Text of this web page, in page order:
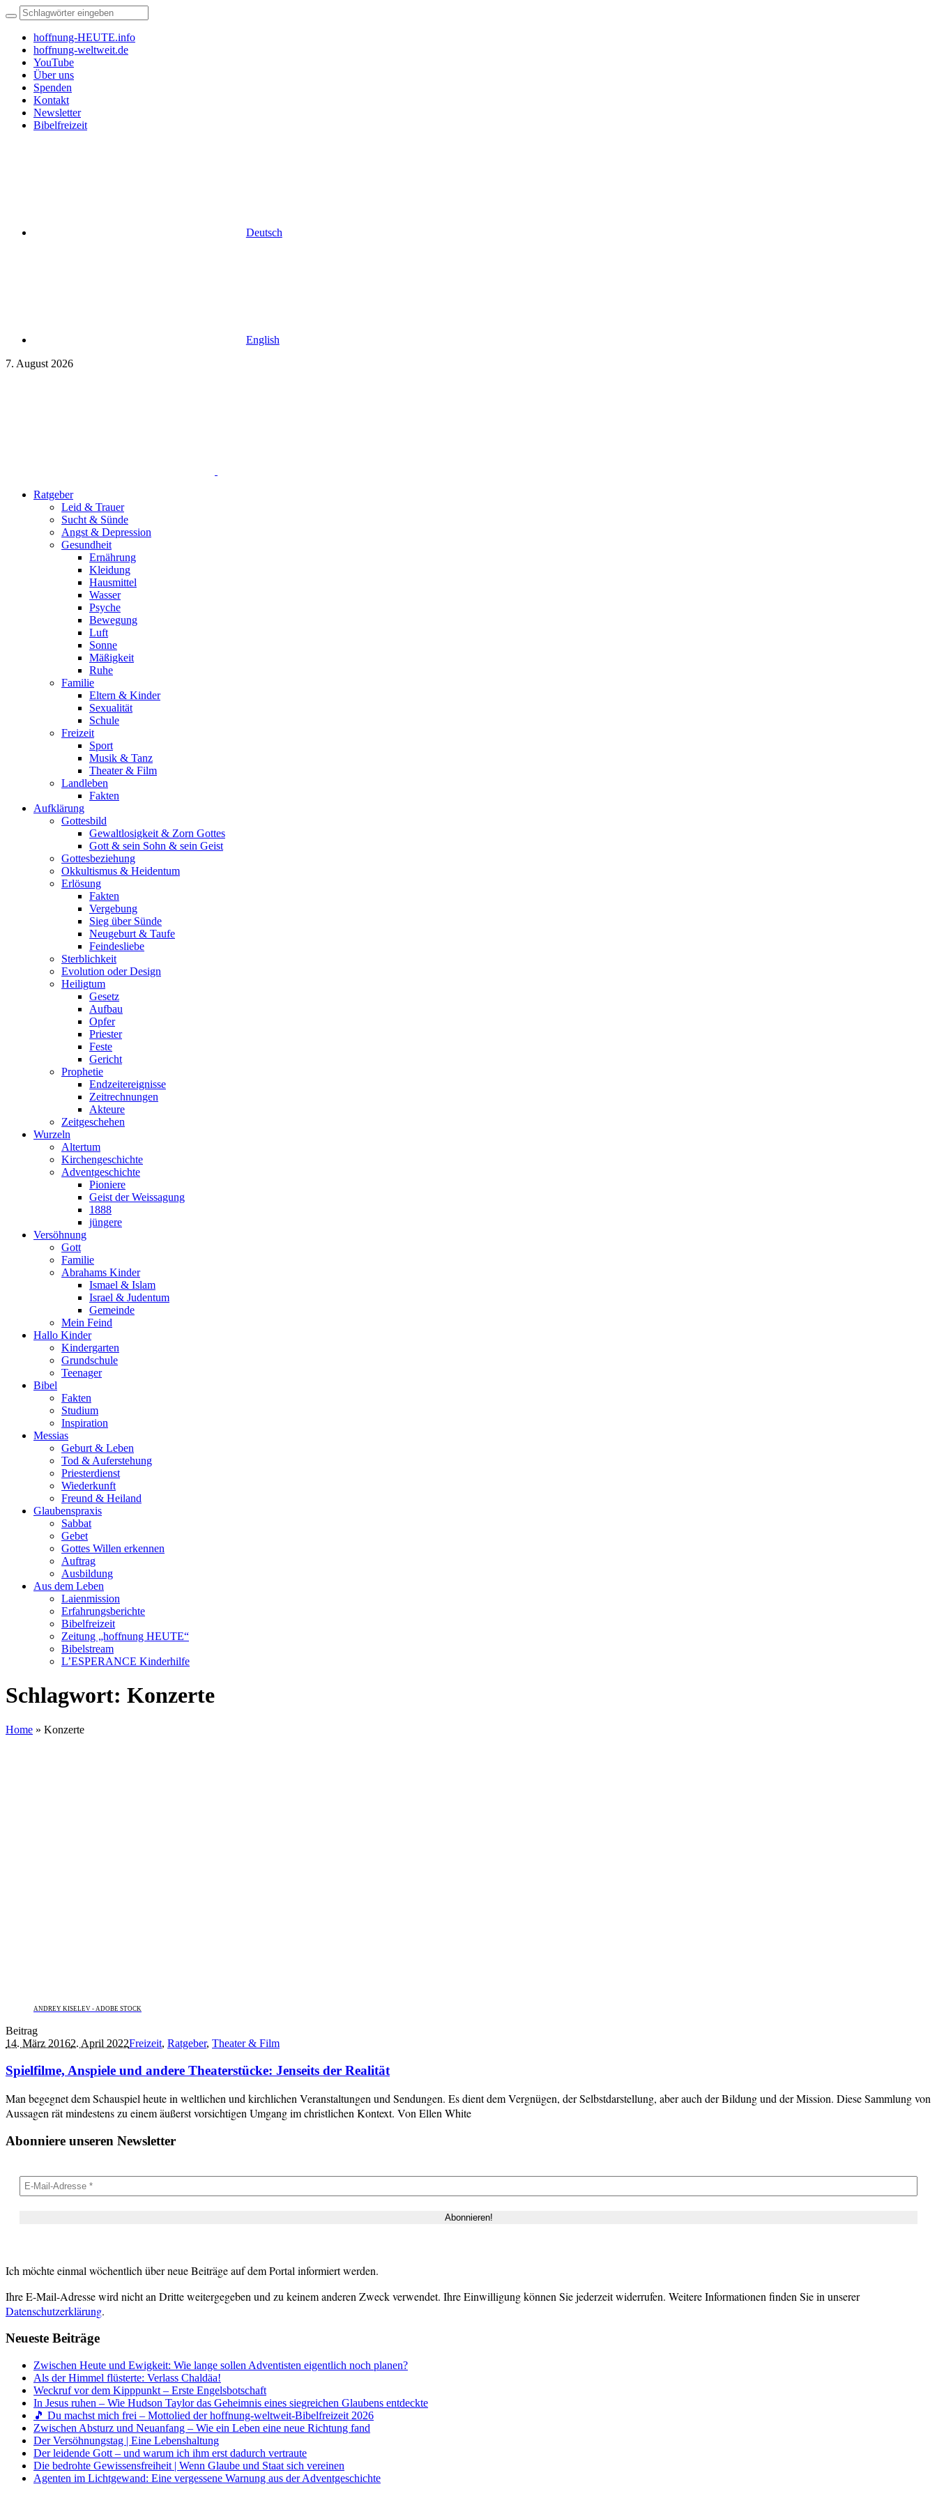
hoffnung-HEUTE.info
hoffnung-weltweit.de
YouTube
Über uns
Spenden
Kontakt
Newsletter
Bibelfreizeit
Deutsch
English
7. August 2026
Ratgeber
Leid & Trauer
Sucht & Sünde
Angst & Depression
Gesundheit
Ernährung
Kleidung
Hausmittel
Wasser
Psyche
Bewegung
Luft
Sonne
Mäßigkeit
Ruhe
Familie
Eltern & Kinder
Sexualität
Schule
Freizeit
Sport
Musik & Tanz
Theater & Film
Landleben
Fakten
Aufklärung
Gottesbild
Gewaltlosigkeit & Zorn Gottes
Gott & sein Sohn & sein Geist
Gottesbeziehung
Okkultismus & Heidentum
Erlösung
Fakten
Vergebung
Sieg über Sünde
Neugeburt & Taufe
Feindesliebe
Sterblichkeit
Evolution oder Design
Heiligtum
Gesetz
Aufbau
Opfer
Priester
Feste
Gericht
Prophetie
Endzeitereignisse
Zeitrechnungen
Akteure
Zeitgeschehen
Wurzeln
Altertum
Kirchengeschichte
Adventgeschichte
Pioniere
Geist der Weissagung
1888
jüngere
Versöhnung
Gott
Familie
Abrahams Kinder
Ismael & Islam
Israel & Judentum
Gemeinde
Mein Feind
Hallo Kinder
Kindergarten
Grundschule
Teenager
Bibel
Fakten
Studium
Inspiration
Messias
Geburt & Leben
Tod & Auferstehung
Priesterdienst
Wiederkunft
Freund & Heiland
Glaubenspraxis
Sabbat
Gebet
Gottes Willen erkennen
Auftrag
Ausbildung
Aus dem Leben
Laienmission
Erfahrungsberichte
Bibelfreizeit
Zeitung „hoffnung HEUTE“
Bibelstream
L’ESPERANCE Kinderhilfe
Schlagwort: Konzerte
Home » Konzerte
ANDREY KISELEV - ADOBE STOCK
Beitrag
14. März 20162. April 2022Freizeit, Ratgeber, Theater & Film
Spielfilme, Anspiele und andere Theaterstücke: Jenseits der Realität
Man begegnet dem Schauspiel heute in weltlichen und kirchlichen Veranstaltungen und Sendungen. Es dient dem Vergnügen, der Selbstdarstellung, aber auch der Bildung und der Mission. Diese Sammlung von
Aussagen rät mindestens zu einem äußerst vorsichtigen Umgang im christlichen Kontext. Von Ellen White
Abonniere unseren Newsletter
Ich möchte einmal wöchentlich über neue Beiträge auf dem Portal informiert werden.
Ihre E-Mail-Adresse wird nicht an Dritte weitergegeben und zu keinem anderen Zweck verwendet. Ihre Einwilligung können Sie jederzeit widerrufen. Weitere Informationen finden Sie in unserer
Datenschutzerklärung.
Neueste Beiträge
Zwischen Heute und Ewigkeit: Wie lange sollen Adventisten eigentlich noch planen?
Als der Himmel flüsterte: Verlass Chaldäa!
Weckruf vor dem Kipppunkt – Erste Engelsbotschaft
In Jesus ruhen – Wie Hudson Taylor das Geheimnis eines siegreichen Glaubens entdeckte
🎵 Du machst mich frei – Mottolied der hoffnung-weltweit-Bibelfreizeit 2026
Zwischen Absturz und Neuanfang – Wie ein Leben eine neue Richtung fand
Der Versöhnungstag | Eine Lebenshaltung
Der leidende Gott – und warum ich ihm erst dadurch vertraute
Die bedrohte Gewissensfreiheit | Wenn Glaube und Staat sich vereinen
Agenten im Lichtgewand: Eine vergessene Warnung aus der Adventgeschichte